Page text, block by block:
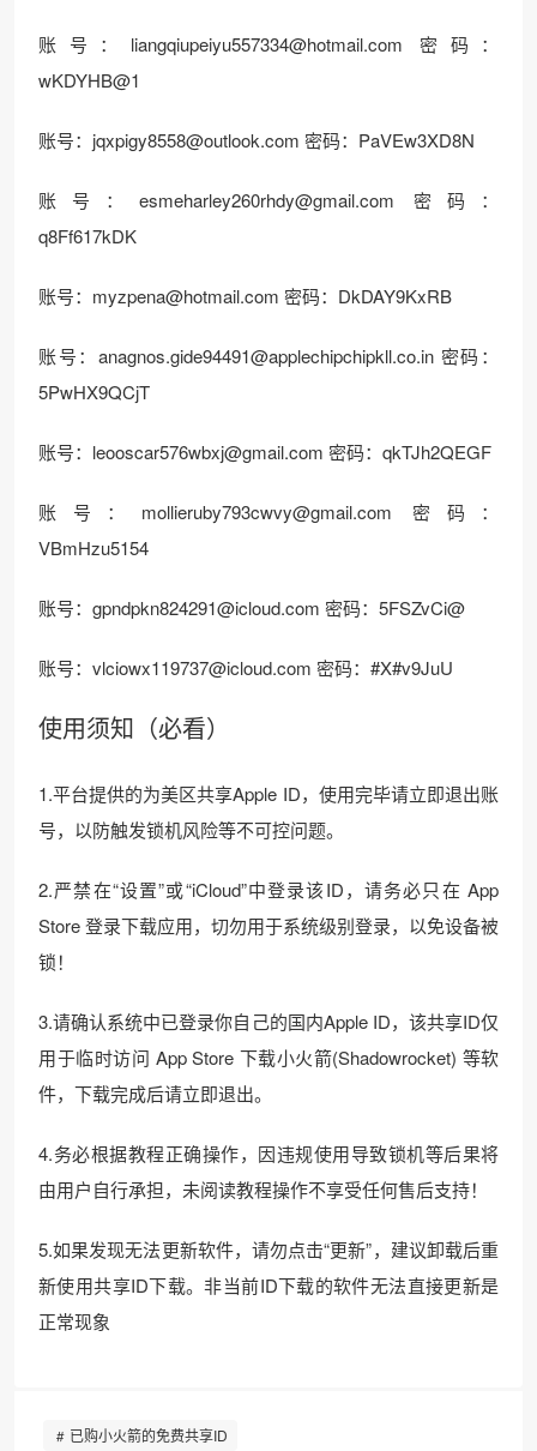
账号： liangqiupeiyu557334@hotmail.com 密码：
wKDYHB@1
账号： jqxpigy8558@outlook.com 密码：PaVEw3XD8N
账号： esmeharley260rhdy@gmail.com 密码：
q8Ff617kDK
账号： myzpena@hotmail.com 密码：DkDAY9KxRB
账号： anagnos.gide94491@applechipchipkll.co.in 密码：
5PwHX9QCjT
账号： leooscar576wbxj@gmail.com 密码：qkTJh2QEGF
账号： mollieruby793cwvy@gmail.com 密码：
VBmHzu5154
账号： gpndpkn824291@icloud.com 密码：5FSZvCi@
账号： vlciowx119737@icloud.com 密码：#X#v9JuU
使用须知（必看）
1.平台提供的为美区共享Apple ID，使用完毕请立即退出账
号，以防触发锁机风险等不可控问题。
2.严禁在“设置”或“iCloud”中登录该ID，请务必只在 App
Store 登录下载应用，切勿用于系统级别登录，以免设备被
锁！
3.请确认系统中已登录你自己的国内Apple ID，该共享ID仅
用于临时访问 App Store 下载小火箭(Shadowrocket) 等软
件，下载完成后请立即退出。
4.务必根据教程正确操作，因违规使用导致锁机等后果将
由用户自行承担，未阅读教程操作不享受任何售后支持！
5.如果发现无法更新软件，请勿点击“更新”，建议卸载后重
新使用共享ID下载。非当前ID下载的软件无法直接更新是
正常现象
已购小火箭的免费共享ID